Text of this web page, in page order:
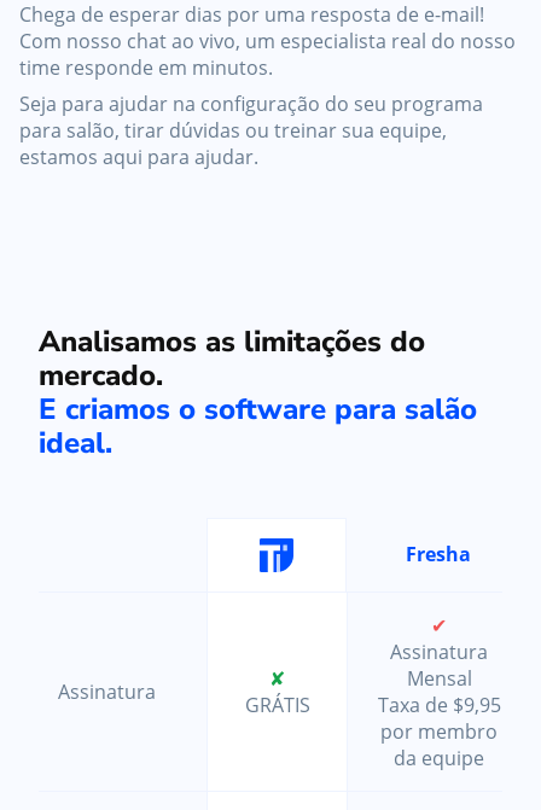
Chega de esperar dias por uma resposta de e-mail!
Com nosso chat ao vivo, um especialista real do nosso
time responde em minutos.
Seja para ajudar na configuração do seu programa
para salão, tirar dúvidas ou treinar sua equipe,
estamos aqui para ajudar.
Analisamos as limitações do
mercado.
E criamos o software para salão
ideal.
Fresha
Assinatura
✘
GRÁTIS
✔
Assinatura
Mensal
Taxa de $9,95
por membro
da equipe